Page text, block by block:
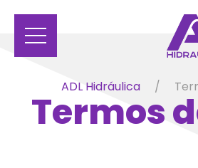
ADL Hidráulica
Termos